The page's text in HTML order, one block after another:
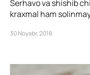
Serhavo va shishib
kraxmal ham
30 Noyabr, 2018